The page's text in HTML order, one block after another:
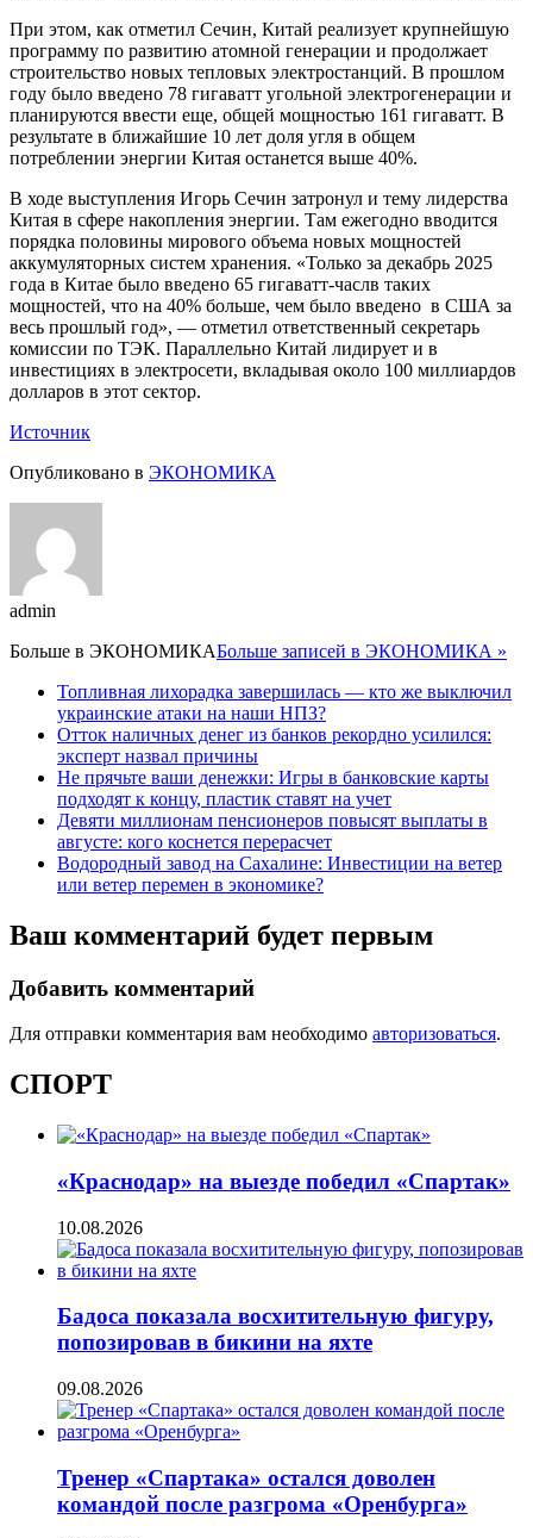
При этом, как отметил Сечин, Китай реализует крупнейшую
программу по развитию атомной генерации и продолжает
строительство новых тепловых электростанций. В прошлом
году было введено 78 гигаватт угольной электрогенерации и
планируются ввести еще, общей мощностью 161 гигаватт. В
результате в ближайшие 10 лет доля угля в общем
потреблении энергии Китая останется выше 40%.
В ходе выступления Игорь Сечин затронул и тему лидерства
Китая в сфере накопления энергии. Там ежегодно вводится
порядка половины мирового объема новых мощностей
аккумуляторных систем хранения. «Только за декабрь 2025
года в Китае было введено 65 гигаватт-часлв таких
мощностей, что на 40% больше, чем было введено в США за
весь прошлый год», — отметил ответственный секретарь
комиссии по ТЭК. Параллельно Китай лидирует и в
инвестициях в электросети, вкладывая около 100 миллиардов
долларов в этот сектор.
Источник
Опубликовано в ЭКОНОМИКА
admin
Больше в ЭКОНОМИКАБольше записей в ЭКОНОМИКА »
Топливная лихорадка завершилась — кто же выключил
украинские атаки на наши НПЗ?
Отток наличных денег из банков рекордно усилился:
эксперт назвал причины
Не прячьте ваши денежки: Игры в банковские карты
подходят к концу, пластик ставят на учет
Девяти миллионам пенсионеров повысят выплаты в
августе: кого коснется перерасчет
Водородный завод на Сахалине: Инвестиции на ветер
или ветер перемен в экономике?
Ваш комментарий будет первым
Добавить комментарий
Для отправки комментария вам необходимо авторизоваться.
СПОРТ
«Краснодар» на выезде победил «Спартак»
10.08.2026
Бадоса показала восхитительную фигуру,
попозировав в бикини на яхте
09.08.2026
Тренер «Спартака» остался доволен
командой после разгрома «Оренбурга»